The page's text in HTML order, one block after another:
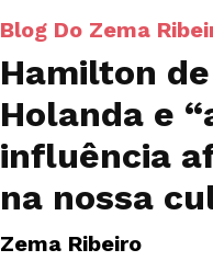
Blog Do Zema
Hamilton de
Holanda e
influência
na nossa
Zema Ribeiro